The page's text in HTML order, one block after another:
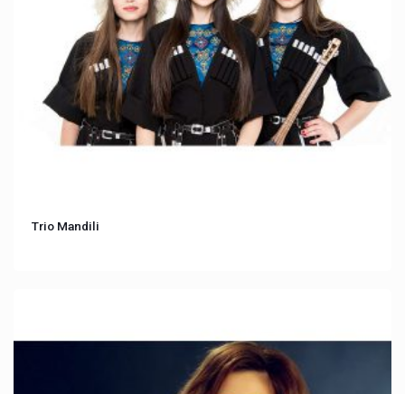
Trio Mandili